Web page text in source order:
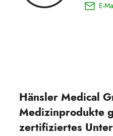
E-
Hänsler Medical
Medizinprodukte
zertifiziertes